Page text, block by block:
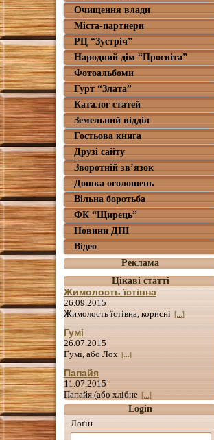
Очищення влади
Міста-партнери
РЦ “Зустріч”
Народний дім “Просвіта”
Фотоальбоми
Гурт “Злата”
Каталог статей
Земельний відділ
Гостьова книга
Друзі сайту
Зворотній зв’язок
Дошка оголошень
Вільна боротьба
ФК “Щирець”
Новини ДПІ
Відео
Реклама
Цікаві статті
Жимолость їстівна
26.09.2015
Жимолость їстівна, корисні [...]
Гумі
26.07.2015
Гумі, або Лох [...]
Папайя
11.07.2015
Папайя (або хлібне [...]
Login
Лоґін